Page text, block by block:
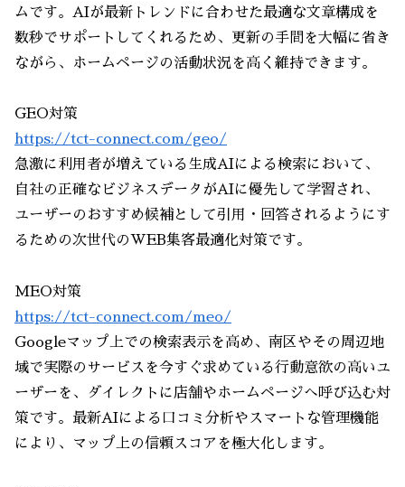
ムです。AIが最新トレンドに合わせた最適な文章構成を
数秒でサポートしてくれるため、更新の手間を大幅に省き
ながら、ホームページの活動状況を高く維持できます。
GEO対策
https://tct-connect.com/geo/
急激に利用者が増えている生成AIによる検索において、
自社の正確なビジネスデータがAIに優先して学習され、
ユーザーのおすすめ候補として引用・回答されるようにす
るための次世代のWEB集客最適化対策です。
MEO対策
https://tct-connect.com/meo/
Googleマップ上での検索表示を高め、南区やその周辺地
域で実際のサービスを今すぐ求めている行動意欲の高いユ
ーザーを、ダイレクトに店舗やホームページへ呼び込む対
策です。最新AIによる口コミ分析やスマートな管理機能
により、マップ上の信頼スコアを極大化します。